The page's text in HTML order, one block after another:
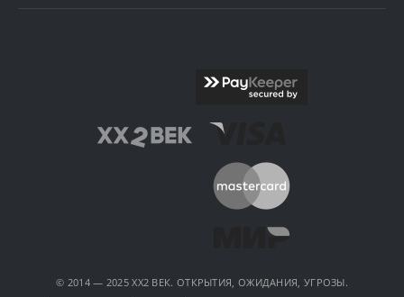
© 2014 — 2025 XX2 ВЕК. ОТКРЫТИЯ, ОЖИДАНИЯ, УГРОЗЫ.